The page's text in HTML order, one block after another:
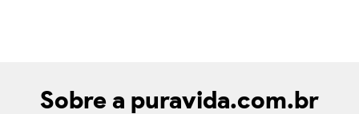
Sobre a puravida.com.br